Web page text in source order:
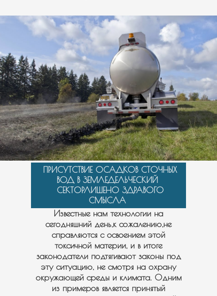
ПРИСУТСТВИЕ ОСАДКОВ СТОЧНЫХ
ВОД В ЗЕМЛЕДЕЛЬЧЕСКИЙ
СЕКТОРЛИШЕНО ЗДРАВОГО
СМЫСЛА
Известные нам технологии на
сегодняшний день,к сожалению,не
справляются с освоением этой
токсичной материи, и в итоге
законодатели подтягивают законы под
эту ситуацию, не смотря на охрану
окружающей среды и климата. Одним
из примеров является принятый